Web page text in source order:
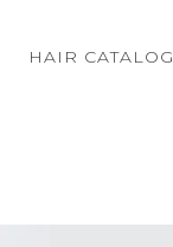
HAIR CATALOG